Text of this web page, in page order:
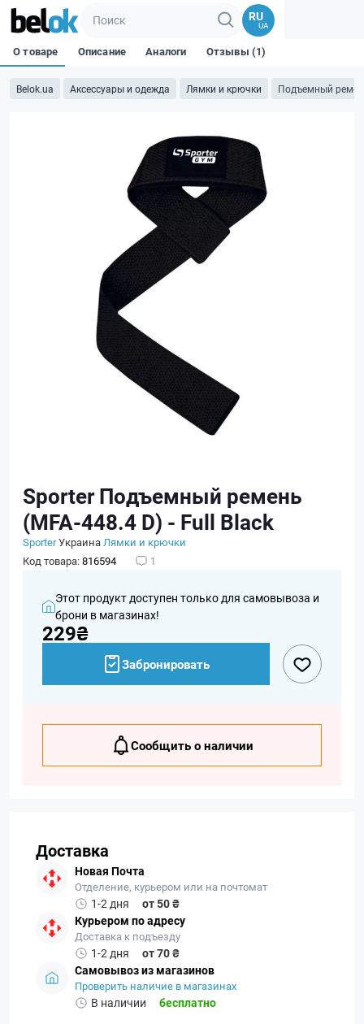
RU
UA
Belok.ua Аксессуары и одежда Лямки и крючки Подъемный
О товаре Описание Аналоги Отзывы (1)
Sporter Подъемный ремень
(MFA-448.4 D) - Full Black
SporterУкраинаЛямки и крючки
Код товара:816594 1
Этот продукт доступен только для самовывоза и
брони в магазинах!
229₴
Забронировать
Сообщить о наличии
Доставка
Новая Почта
Отделение, курьером или на почтомат
1-2 дня
от 50 ₴
Курьером по адресу
Доставка к подъезду
1-2 дня
от 70 ₴
Самовывоз из магазинов
Проверить наличие в магазинах
В наличии бесплатно